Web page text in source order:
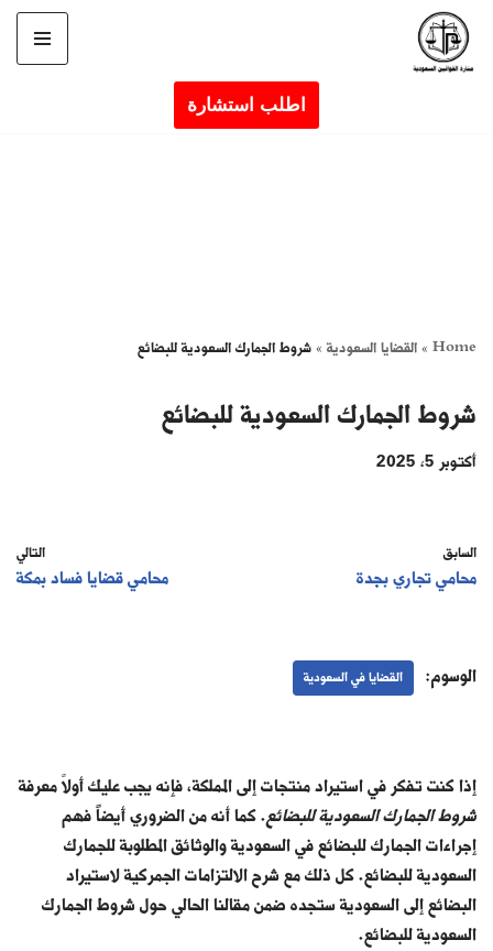
تخطى
اطلب استشارة
Home
»القضايا السعودية »شروط الجمارك السعودية للبضائع
شروط الجمارك السعودية للبضائع
أكتوبر 5, 2025
السابق
محامي تجاري بجدة
التالي
محامي قضايا فساد بمكة
الوسوم: القضايا في السعودية
إذا كنت تفكر في استيراد منتجات إلى المملكة، فإنه يجب عليك أولاً معرفة
شروط الجمارك السعودية للبضائع. كما أنه من الضروري أيضاً فهم
إجراءات الجمارك للبضائع في السعودية والوثائق المطلوبة للجمارك
السعودية للبضائع. كل ذلك مع شرح الالتزامات الجمركية لاستيراد
البضائع إلى السعودية ستجده ضمن مقالنا الحالي حول شروط الجمارك
السعودية للبضائع.